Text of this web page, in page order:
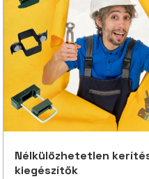
Nélkülözhetetlen
kiegészítők